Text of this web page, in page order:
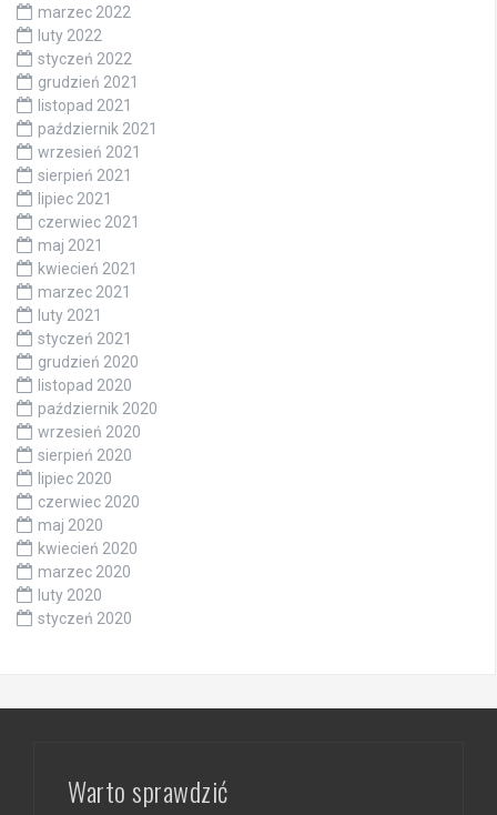
marzec 2022
luty 2022
styczeń 2022
grudzień 2021
listopad 2021
październik 2021
wrzesień 2021
sierpień 2021
lipiec 2021
czerwiec 2021
maj 2021
kwiecień 2021
marzec 2021
luty 2021
styczeń 2021
grudzień 2020
listopad 2020
październik 2020
wrzesień 2020
sierpień 2020
lipiec 2020
czerwiec 2020
maj 2020
kwiecień 2020
marzec 2020
luty 2020
styczeń 2020
Warto sprawdzić